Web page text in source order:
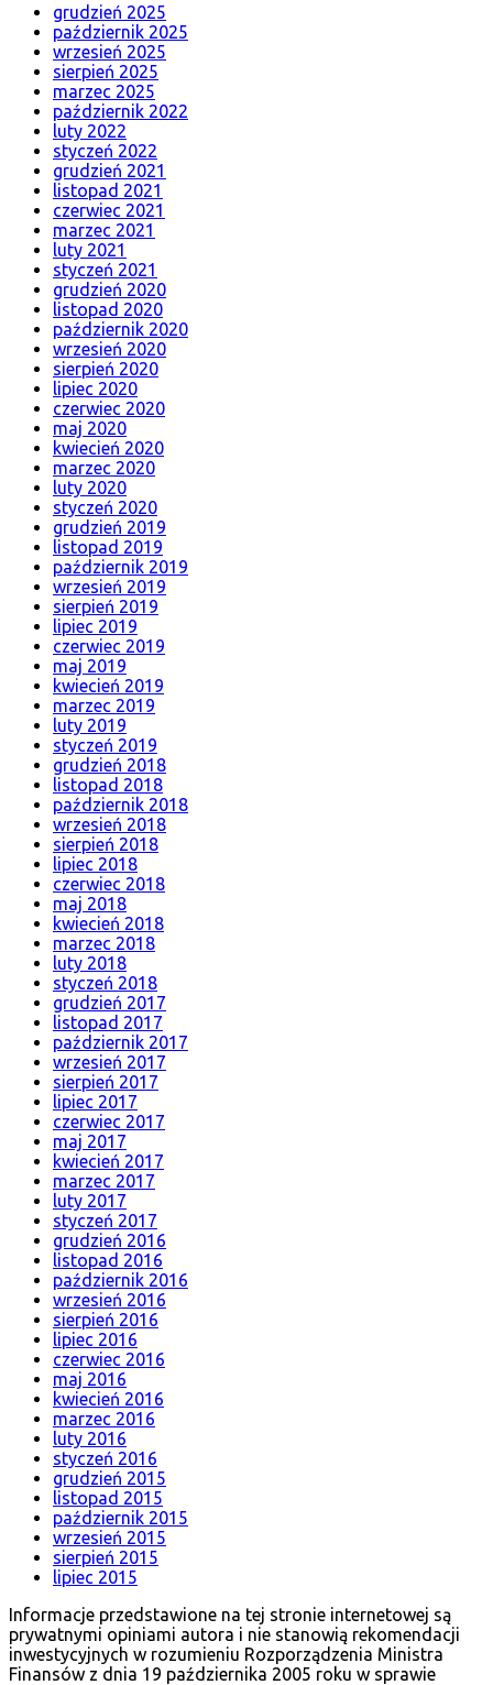
grudzień 2025
październik 2025
wrzesień 2025
sierpień 2025
marzec 2025
październik 2022
luty 2022
styczeń 2022
grudzień 2021
listopad 2021
czerwiec 2021
marzec 2021
luty 2021
styczeń 2021
grudzień 2020
listopad 2020
październik 2020
wrzesień 2020
sierpień 2020
lipiec 2020
czerwiec 2020
maj 2020
kwiecień 2020
marzec 2020
luty 2020
styczeń 2020
grudzień 2019
listopad 2019
październik 2019
wrzesień 2019
sierpień 2019
lipiec 2019
czerwiec 2019
maj 2019
kwiecień 2019
marzec 2019
luty 2019
styczeń 2019
grudzień 2018
listopad 2018
październik 2018
wrzesień 2018
sierpień 2018
lipiec 2018
czerwiec 2018
maj 2018
kwiecień 2018
marzec 2018
luty 2018
styczeń 2018
grudzień 2017
listopad 2017
październik 2017
wrzesień 2017
sierpień 2017
lipiec 2017
czerwiec 2017
maj 2017
kwiecień 2017
marzec 2017
luty 2017
styczeń 2017
grudzień 2016
listopad 2016
październik 2016
wrzesień 2016
sierpień 2016
lipiec 2016
czerwiec 2016
maj 2016
kwiecień 2016
marzec 2016
luty 2016
styczeń 2016
grudzień 2015
listopad 2015
październik 2015
wrzesień 2015
sierpień 2015
lipiec 2015
Informacje przedstawione na tej stronie internetowej są
prywatnymi opiniami autora i nie stanowią rekomendacji
inwestycyjnych w rozumieniu Rozporządzenia Ministra
Finansów z dnia 19 października 2005 roku w sprawie